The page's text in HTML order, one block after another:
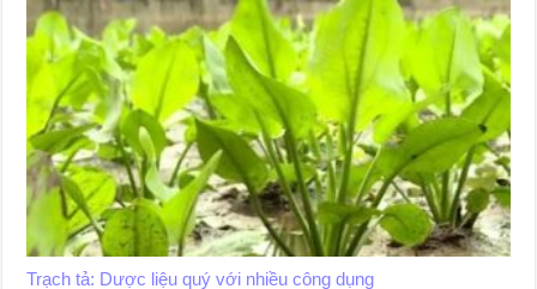
Trạch tả: Dược liệu quý với nhiều công dụng